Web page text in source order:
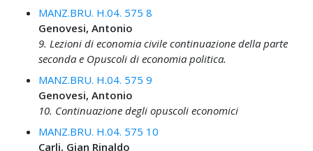
MANZ.BRU. H.04. 575 8
Genovesi, Antonio
9. Lezioni di economia civile continuazione della parte
seconda e Opuscoli di economia politica.
MANZ.BRU. H.04. 575 9
Genovesi, Antonio
10. Continuazione degli opuscoli economici
MANZ.BRU. H.04. 575 10
Carli, Gian Rinaldo